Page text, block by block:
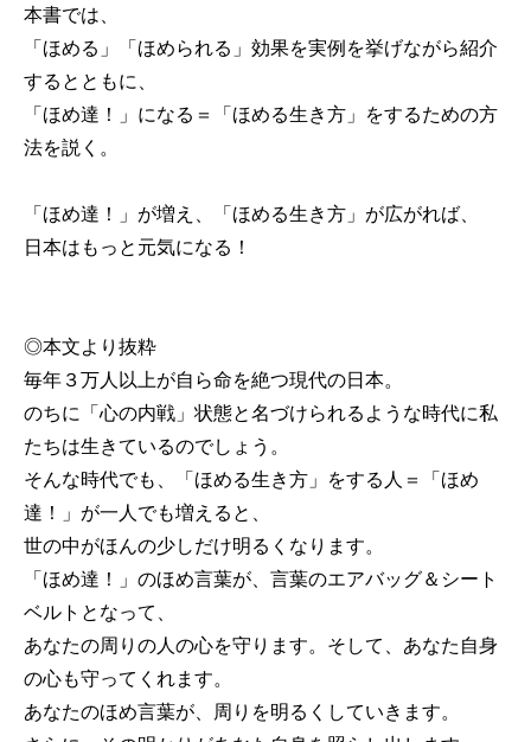
本書では、
「ほめる」「ほめられる」効果を実例を挙げながら紹介
するとともに、
「ほめ達！」になる＝「ほめる生き方」をするための方
法を説く。
「ほめ達！」が増え、「ほめる生き方」が広がれば、
日本はもっと元気になる！
◎本文より抜粋
毎年３万人以上が自ら命を絶つ現代の日本。
のちに「心の内戦」状態と名づけられるような時代に私
たちは生きているのでしょう。
そんな時代でも、「ほめる生き方」をする人＝「ほめ
達！」が一人でも増えると、
世の中がほんの少しだけ明るくなります。
「ほめ達！」のほめ言葉が、言葉のエアバッグ＆シート
ベルトとなって、
あなたの周りの人の心を守ります。そして、あなた自身
の心も守ってくれます。
あなたのほめ言葉が、周りを明るくしていきます。